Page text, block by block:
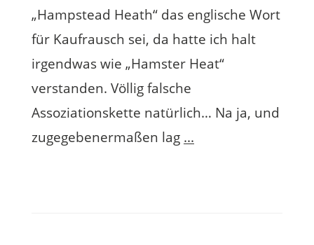
„Hampstead Heath“ das englische Wort
für Kaufrausch sei, da hatte ich halt
irgendwas wie „Hamster Heat“
verstanden. Völlig falsche
Assoziationskette natürlich… Na ja, und
zugegebenermaßen lag ...